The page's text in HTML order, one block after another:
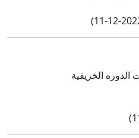
الدوره الخريفية